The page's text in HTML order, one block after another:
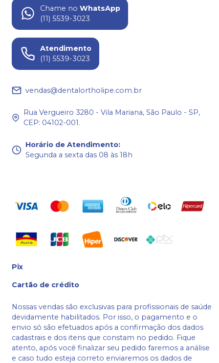
Chame no WhatsApp
(11) 5539-3023
Atendimento
(11) 5539-3023
vendas@dentalortholipe.com.br
Rua Vergueiro 3280 - Vila Mariana, São Paulo - SP,
CEP: 04102-001.
Horário de Atendimento:
Segunda a sexta das 08 às 18h
Pix
Cartão de crédito
Nossas vendas são exclusivas para profissionais de saúde
devidamente habilitados. Por isso, o pagamento e o
envio só são efetuados após a confirmação dos dados
cadastrais e dos itens que constam no pedido. Fique
atento, após você finalizar seu pedido faremos a análise
e caso tudo esteja correto enviaremos os dados de